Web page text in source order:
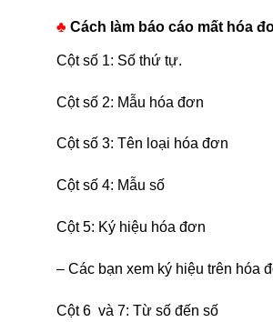
♣ Cách làm báo cáo mất hóa
Cột số 1: Số thứ tự.
Cột số 2: Mẫu hóa đơn
Cột số 3: Tên loại hóa đơn
Cột số 4: Mẫu số
Cột 5: Ký hiệu hóa đơn
– Các bạn xem ký hiệu trên hóa
Cột 6 và 7: Từ số đến số